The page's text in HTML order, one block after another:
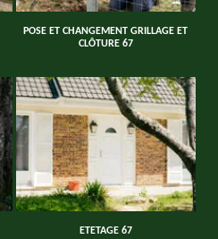
POSE ET CHANGEMENT GRILLAGE ET
CLÔTURE 67
ETETAGE 67